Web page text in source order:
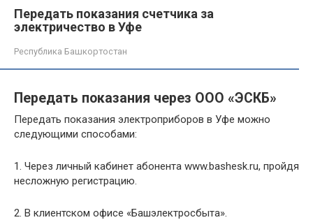
Передать показания счетчика за
электричество в Уфе
Республика Башкортостан
Передать показания через OOO «ЭСКБ»
Передать показания электроприборов в Уфе можно
следующими способами:
1. Через личный кабинет абонента www.bashesk.ru, пройдя
несложную регистрацию.
2. В клиентском офисе «Башэлектросбыта».